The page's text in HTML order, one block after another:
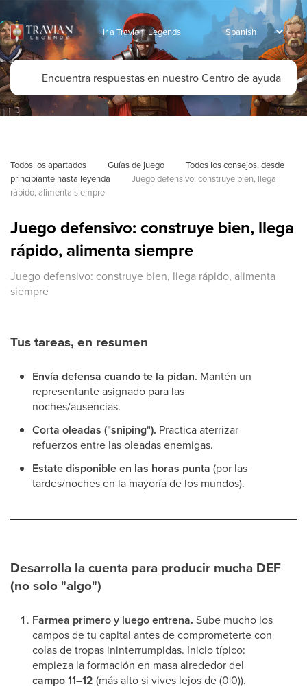
Ir a Travian: Legends
Todos los apartados Guías de juego
Todos los consejos, desde
principiante hasta leyenda
Juego defensivo: construye bien, llega
rápido, alimenta siempre
Juego defensivo: construye bien, llega
rápido, alimenta siempre
Juego defensivo: construye bien, llega rápido, alimenta
siempre
Tus tareas, en resumen
Envía defensa cuando te la pidan. Mantén un
representante asignado para las
noches/ausencias.
Corta oleadas ("sniping"). Practica aterrizar
refuerzos entre las oleadas enemigas.
Estate disponible en las horas punta (por las
tardes/noches en la mayoría de los mundos).
Desarrolla la cuenta para producir mucha DEF
(no solo "algo")
Farmea primero y luego entrena. Sube mucho los
campos de tu capital antes de comprometerte con
colas de tropas ininterrumpidas. Inicio típico:
empieza la formación en masa alrededor del
campo 11–12 (más alto si vives lejos de (0|0)).